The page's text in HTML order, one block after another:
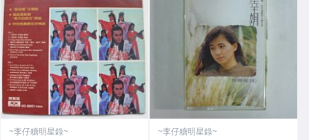
~李仔糖明星錄~ ~李仔糖明星錄~